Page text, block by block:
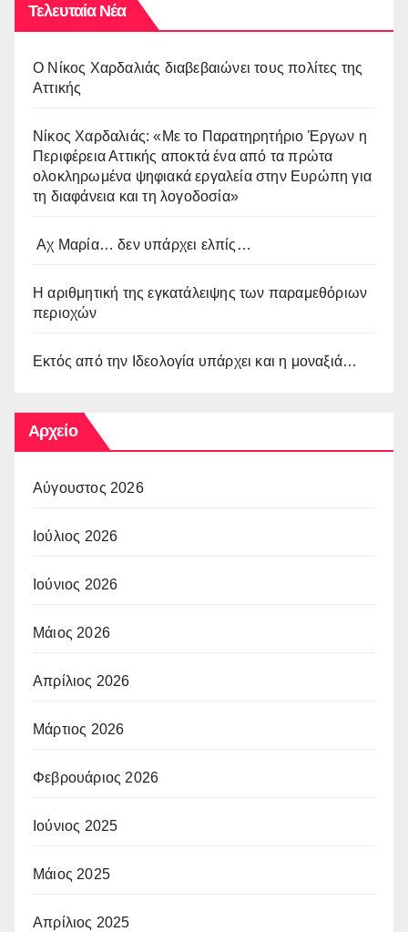
Τελευταία Νέα
O Νίκος Χαρδαλιάς διαβεβαιώνει τους πολίτες της
Αττικής
Νίκος Χαρδαλιάς: «Με το Παρατηρητήριο Έργων η
Περιφέρεια Αττικής αποκτά ένα από τα πρώτα
ολοκληρωμένα ψηφιακά εργαλεία στην Ευρώπη για
τη διαφάνεια και τη λογοδοσία»
Αχ Μαρία… δεν υπάρχει ελπίς…
Η αριθμητική της εγκατάλειψης των παραμεθόριων
περιοχών
Εκτός από την Ιδεολογία υπάρχει και η μοναξιά…
Αρχείο
Αύγουστος 2026
Ιούλιος 2026
Ιούνιος 2026
Μάιος 2026
Απρίλιος 2026
Μάρτιος 2026
Φεβρουάριος 2026
Ιούνιος 2025
Μάιος 2025
Απρίλιος 2025